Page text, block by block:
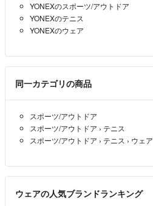
YONEXのスポーツ/アウトドア
YONEXのテニス
YONEXのウェア
同一カテゴリの商品
スポーツ/アウトドア
スポーツ/アウトドア › テニス
スポーツ/アウトドア › テニス › ウェア
ウェアの人気ブランドランキング